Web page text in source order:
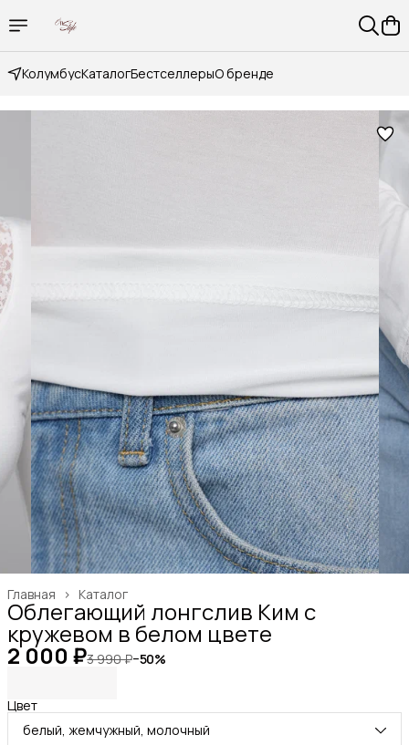
КолумбусКаталогБестселлерыО бренде
Каталог
Главная ›
Облегающий лонгслив Ким с
кружевом в белом цвете
2 000 ₽3 990 ₽−50%
Цвет
белый, жемчужный, молочный